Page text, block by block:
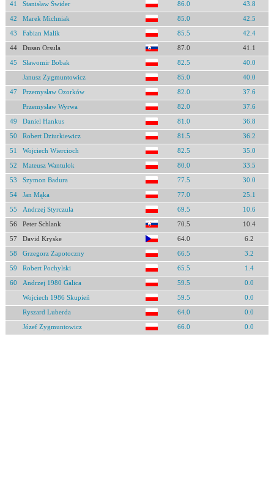
41 Stanisław Świder 86.0 43.8
42 Marek Michniak 85.0 42.5
43 Fabian Malik 85.5 42.4
44 Dusan Orsula 87.0 41.1
45 Sławomir Bobak 82.5 40.0
Janusz Zygmuntowicz 85.0 40.0
47 Przemysław Ozorków 82.0 37.6
Przemysław Wyrwa 82.0 37.6
49 Daniel Hankus 81.0 36.8
50 Robert Dziurkiewicz 81.5 36.2
51 Wojciech Wiercioch 82.5 35.0
52 Mateusz Wantulok 80.0 33.5
53 Szymon Badura 77.5 30.0
54 Jan Mąka 77.0 25.1
55 Andrzej Styrczula 69.5 10.6
56 Peter Schlank 70.5 10.4
57 David Kryske 64.0 6.2
58 Grzegorz Zapotoczny 66.5 3.2
59 Robert Pochylski 65.5 1.4
60 Andrzej 1980 Galica 59.5 0.0
Wojciech 1986 Skupień 59.5 0.0
Ryszard Luberda 64.0 0.0
Józef Zygmuntowicz 66.0 0.0